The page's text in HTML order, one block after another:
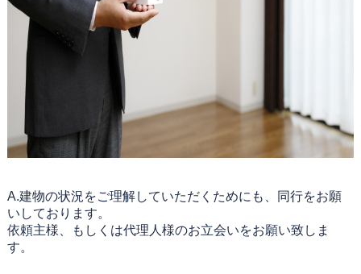
A.建物の状況をご理解していただくためにも、同行をお願
いしております。
依頼主様、もしくは代理人様のお立会いをお願い致しま
す。